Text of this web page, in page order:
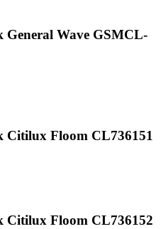
Wave GSMCL-
Citilux Floom CL736151
Citilux Floom CL736152